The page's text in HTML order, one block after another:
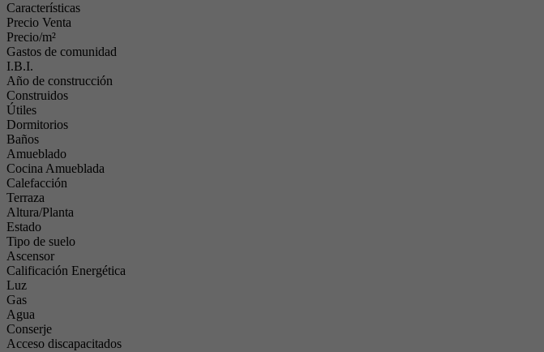
Características
Precio Venta
Precio/m²
Gastos de comunidad
I.B.I.
Año de construcción
Construidos
Útiles
Dormitorios
Baños
Amueblado
Cocina Amueblada
Calefacción
Terraza
Altura/Planta
Estado
Tipo de suelo
Ascensor
Calificación Energética
Luz
Gas
Agua
Conserje
Acceso discapacitados